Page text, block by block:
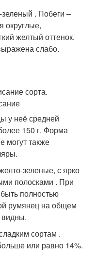
. Побеги –
округлые,
желтый оттенок.
слабо.
у неё средней
150 г. Форма
могут также
зеленые, с ярко
полосками . При
полностью
румянец на общем
сортам .
или равно 14%.